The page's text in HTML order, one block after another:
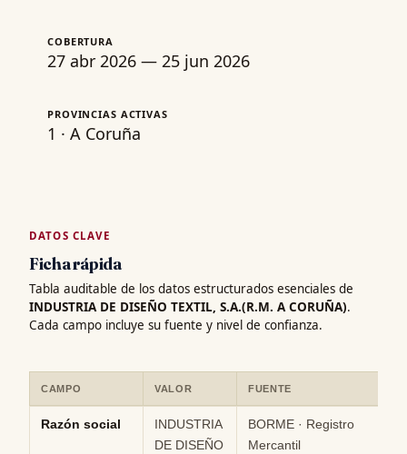
COBERTURA
27 abr 2026 — 25 jun 2026
PROVINCIAS ACTIVAS
1 · A Coruña
DATOS CLAVE
Ficha rápida
Tabla auditable de los datos estructurados esenciales de
INDUSTRIA DE DISEÑO TEXTIL, S.A.(R.M. A CORUÑA).
Cada campo incluye su fuente y nivel de confianza.
CAMPO VALOR FUENTE
Razón social
INDUSTRIA
DE DISEÑO
BORME · Registro
Mercantil